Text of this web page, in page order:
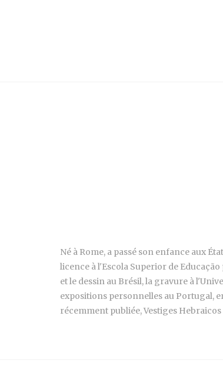
Né à Rome, a passé son enfance aux
licence à l'Escola Superior de
et le dessin au Brésil, la gravure à
expositions personnelles au Portugal,
récemment publiée, Vestiges